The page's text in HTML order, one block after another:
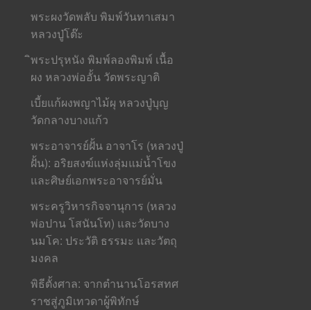
พระผงวัดพลับ พิมพ์วันทาเสมา
หลวงปู่โต๊ะ
ิพระปรุหนัง พิมพ์ลองพิมพ์ เนื้อ
ผง หลวงพ่ออั้น วัดพระญาติ
เบี้ยแก้ผงพญาไม้ผุ หลวงปู่บุญ
วัดกลางบางแก้ว
พระอาจารย์ฝั้น อาจาโร (หลวงปู่
ฝั้น): อริยสงฆ์แห่งลุ่มแม่น้ำโขง
และศิษย์เอกพระอาจารย์มั่น
พระครูวิหารกิจจานุการ (หลวง
พ่อปาน โสนันโท) และวัดบาง
นมโค: ประวัติ ธรรมะ และวัตถุ
มงคล
พิธีตั้งศาล: จากตำนานโอรสทศ
ราชสู่ภูมิเทวดาผู้พิทักษ์